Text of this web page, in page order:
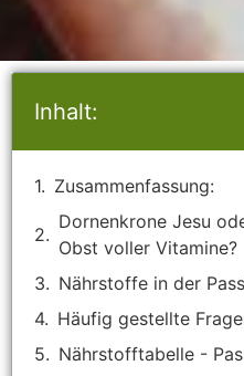
Inhalt:
Zusammenfassung:
Dornenkrone Jesu
Obst voller Vitamine?
Nährstoffe in der
Häufig gestellte
Nährstofftabelle -